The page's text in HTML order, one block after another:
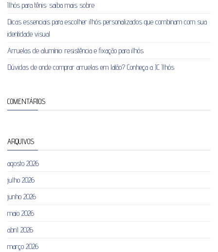
Ilhós para tênis: saiba mais sobre
Dicas essenciais para escolher ilhós personalizados que combinam com sua
identidade visual
Arruelas de alumínio: resistência e fixação para ilhós
Dúvidas de onde comprar arruelas em latão? Conheça a JC Ilhós
COMENTÁRIOS
ARQUIVOS
agosto 2026
julho 2026
junho 2026
maio 2026
abril 2026
março 2026